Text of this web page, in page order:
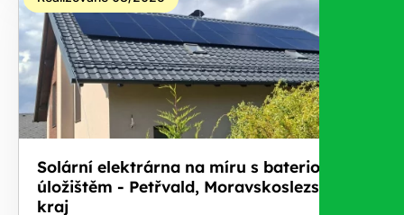
Solární elektrárna na míru s bateriovým
úložištěm - Petřvald, Moravskoslezský
kraj